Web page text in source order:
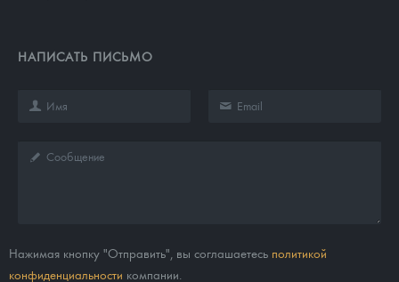
НАПИСАТЬ ПИСЬМО
Нажимая кнопку "Отправить", вы соглашаетесь политикой
конфиденциальности компании.